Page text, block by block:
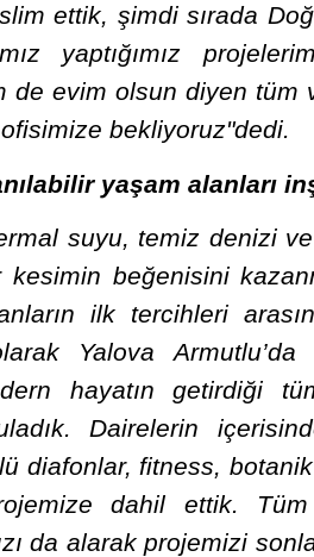
ettik, şimdi sırada
yaptığımız
de evim olsun diyen tüm
bekliyoruz"dedi.
yaşam alanları
suyu, temiz denizi
beğenisini
ilk tercihleri
Yalova
hayatın getirdiği
Dairelerin
diafonlar, fitness,
dahil ettik. Tüm
da alarak projemizi